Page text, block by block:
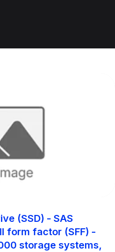
(SSD) - SAS
form factor (SFF) -
storage systems,